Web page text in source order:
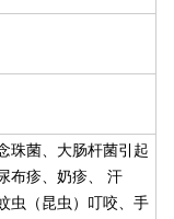
珠菌、大肠杆菌引起
布疹、奶疹、 汗
虫（昆虫）叮咬、手